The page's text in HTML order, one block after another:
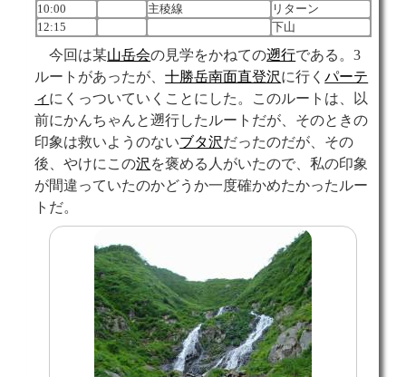
10:00
主稜線
リターン
12:15
下山
今回は某山岳会の見学をかねての遡行である。3
ルートがあったが、十勝岳南面直登沢に行くパーテ
ィ にくっついていくことにした。このルートは、以
前にかんちゃんと遡行したルートだが、そのときの
印象は救いようのないブタ沢だったのだが、その
後、やけにこの沢 を褒める人がいたので、私の印象
が間違っていたのかどうか一度確かめたかったルー
トだ。